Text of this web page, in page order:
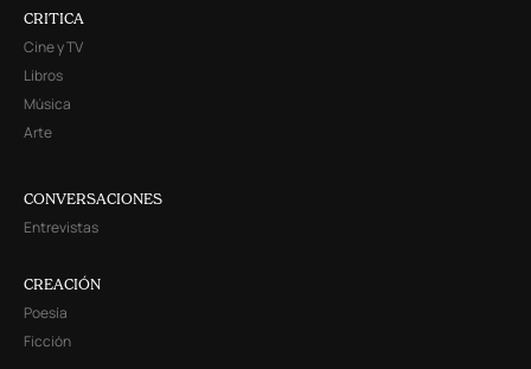
CRITICA
Cine y TV
Libros
Música
Arte
CONVERSACIONES
Entrevistas
CREACIÓN
Poesía
Ficción